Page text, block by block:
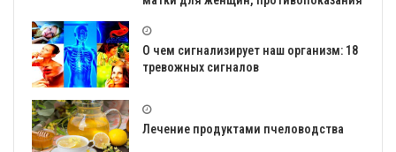
О чем сигнализирует наш организм: 18
тревожных сигналов
Лечение продуктами пчеловодства